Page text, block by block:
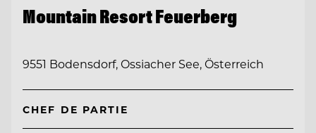
Mountain Resort Feuerberg
9551 Bodensdorf, Ossiacher See, Österreich
CHEF DE PARTIE